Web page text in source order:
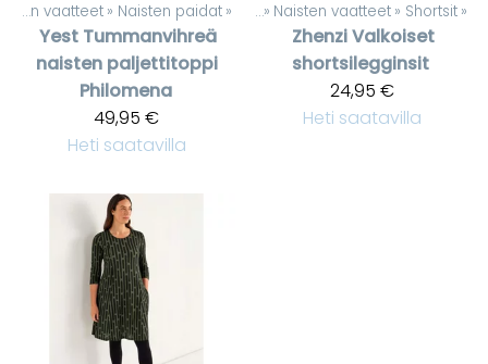
Naisten vaatteet ‪» Naisten paidat ‪»
Yest Tummanvihreä
naisten paljettitoppi
Philomena
49,95 €
Heti saatavilla
Tuotteet ‪» Naisten vaatteet ‪» Shortsit ‪»
ZhenziValkoiset
shortsilegginsit
24,95 €
Heti saatavilla